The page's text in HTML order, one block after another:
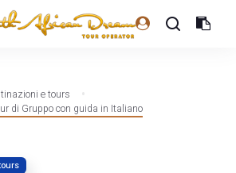
e tours
di Gruppo con guida in Italiano